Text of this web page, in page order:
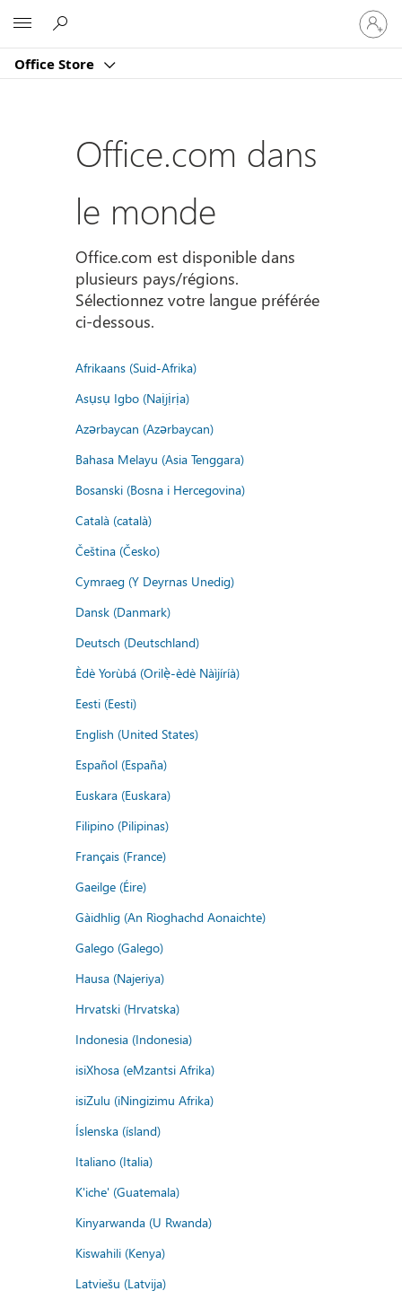
Office Store
vous
à
compte
Office.com dans
le monde
Office.com est disponible dans
plusieurs pays/régions.
Sélectionnez votre langue préférée
ci-dessous.
Afrikaans (Suid-Afrika)
Asụsụ Igbo (Naịjịrịa)
Azərbaycan (Azərbaycan)
Bahasa Melayu (Asia Tenggara)
Bosanski (Bosna i Hercegovina)
Català (català)
Čeština (Česko)
Cymraeg (Y Deyrnas Unedig)
Dansk (Danmark)
Deutsch (Deutschland)
Èdè Yorùbá (Orilẹ̀-èdè Nàìjíríà)
Eesti (Eesti)
English (United States)
Español (España)
Euskara (Euskara)
Filipino (Pilipinas)
Français (France)
Gaeilge (Éire)
Gàidhlig (An Rìoghachd Aonaichte)
Galego (Galego)
Hausa (Najeriya)
Hrvatski (Hrvatska)
Indonesia (Indonesia)
isiXhosa (eMzantsi Afrika)
isiZulu (iNingizimu Afrika)
Íslenska (ísland)
Italiano (Italia)
K'iche' (Guatemala)
Kinyarwanda (U Rwanda)
Kiswahili (Kenya)
Latviešu (Latvija)